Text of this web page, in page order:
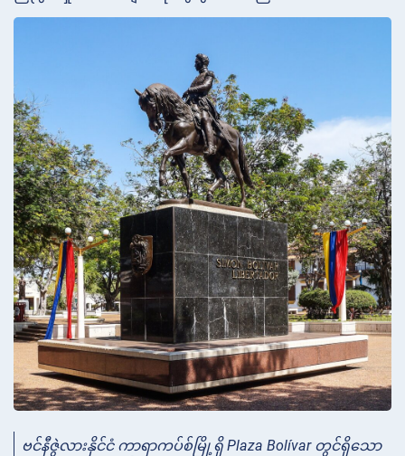
ဗင်နီဇွဲလားနိုင်ငံ ကာရာကပ်စ်မြို့ရှိ Plaza Bolívar တွင်ရှိသော